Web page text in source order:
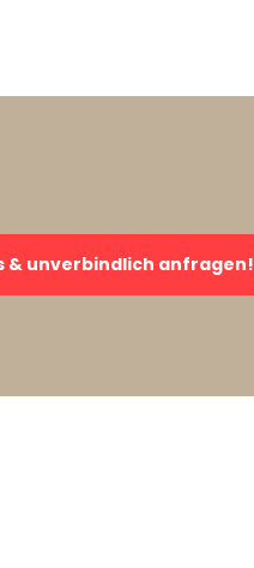
& unverbindlich anfragen!